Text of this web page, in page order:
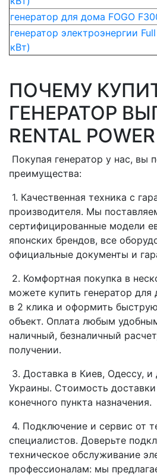
генератор для дома FOGO
генератор электроэнергии
кВт)
ПОЧЕМУ
ГЕНЕРАТОР
RENTAL POWER
Покупая генератор у нас, вы
преимущества:
1. Качественная техника с
производителя. Мы
сертифицированные модели
японских брендов, все
официальные документы и
2. Комфортная покупка в
можете купить генератор
в 2 клика и оформить
объект. Оплата любым
наличный, безналичный
получении.
3. Доставка в Киев, Одессу, и
Украины. Стоимость доставки
конечного пункта назначения.
4. Подключение и сервис от
специалистов. Доверьте
техническое обслуживание
профессионалам: мы